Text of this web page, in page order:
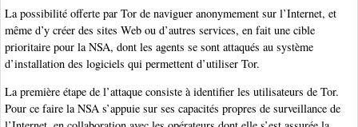
La possibilité offerte par Tor de naviguer anonymement sur l’Internet, et
même d’y créer des sites Web ou d’autres services, en fait une cible
prioritaire pour la NSA, dont les agents se sont attaqués au système
d’installation des logiciels qui permettent d’utiliser Tor.
La première étape de l’attaque consiste à identifier les utilisateurs de Tor.
Pour ce faire la NSA s’appuie sur ses capacités propres de surveillance de